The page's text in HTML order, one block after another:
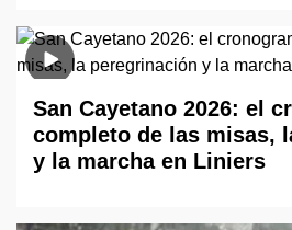
San Cayetano 2026: el
completo de las misas,
y la marcha en Liniers